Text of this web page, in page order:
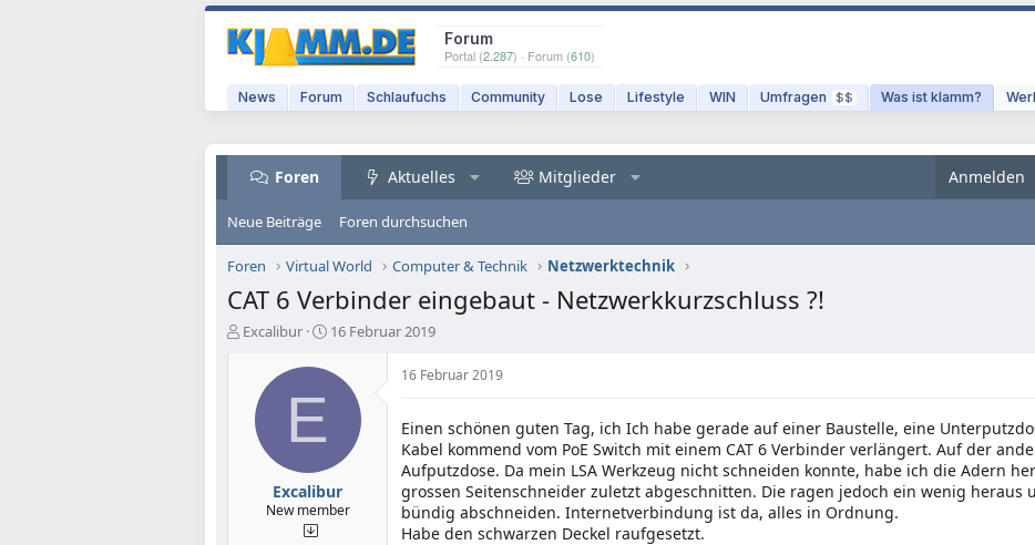
Forum
Portal (2.287) · Forum (610)
News Forum Schlaufuchs Community Lose Lifestyle WIN Umfragen $$ Was ist klamm?
Foren Aktuelles Mitglieder Anmelden
Neue Beiträge Foren durchsuchen
Foren Virtual World Computer & Technik Netzwerktechnik
CAT 6 Verbinder eingebaut - Netzwerkkurzschluss ?!
E
Excalibur
E
s
t
a
m
16 Februar 2019
E
Excalibur
New member
16 Februar 2019
Einen schönen guten Tag, ich Ich habe gerade auf einer Baustelle, eine
Kabel kommend vom PoE Switch mit einem CAT 6 Verbinder verlängert. Auf der
Aufputzdose. Da mein LSA Werkzeug nicht schneiden konnte, habe ich die Adern
grossen Seitenschneider zuletzt abgeschnitten. Die ragen jedoch ein wenig heraus
bündig abschneiden. Internetverbindung ist da, alles in Ordnung.
Habe den schwarzen Deckel raufgesetzt.